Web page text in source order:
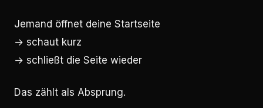
Jemand öffnet deine Startseite
→ schaut kurz
→ schließt die Seite wieder
Das zählt als Absprung.